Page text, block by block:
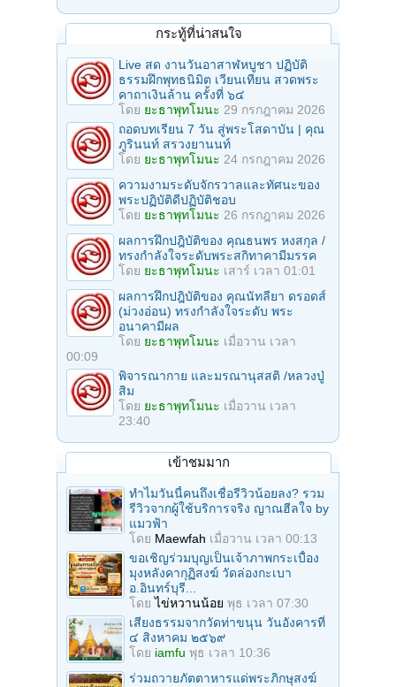
กระทู้ที่น่าสนใจ
Live สด งานวันอาสาฬหบูชา ปฏิบัติ
ธรรมฝึกพุทธนิมิต เวียนเทียน สวดพระ
คาถาเงินล้าน ครั้งที่ ๖๔
โดย ยะธาพุทโมนะ 29 กรกฎาคม 2026
ถอดบทเรียน 7 วัน สู่พระโสดาบัน | คุณ
ภูรินนท์ สรวงยานนท์
โดย ยะธาพุทโมนะ 24 กรกฎาคม 2026
ความงามระดับจักรวาลและทัศนะของ
พระปฏิบัติดีปฏิบัติชอบ
โดย ยะธาพุทโมนะ 26 กรกฎาคม 2026
ผลการฝึกปฎิบัติของ คุณธนพร หงสกุล /
ทรงกำลังใจระดับพระสกิทาคามีมรรค
โดย ยะธาพุทโมนะ เสาร์ เวลา 01:01
ผลการฝึกปฎิบัติของ คุณนัทลียา ดรอดส์
(ม่วงอ่อน) ทรงกำลังใจระดับ พระ
อนาคามีผล
โดย ยะธาพุทโมนะ เมื่อวาน เวลา
00:09
พิจารณากาย และมรณานุสสติ /หลวงปู่
สิม
โดย ยะธาพุทโมนะ เมื่อวาน เวลา
23:40
เข้าชมมาก
ทำไมวันนี้คนถึงเชื่อรีวิวน้อยลง? รวม
รีวิวจากผู้ใช้บริการจริง ญาณฮีลใจ by
แมวฟ้า
โดย Maewfah เมื่อวาน เวลา 00:13
ขอเชิญร่วมบุญเป็นเจ้าภาพกระเบื้อง
มุงหลังคากุฏิสงฆ์ วัดล่องกะเบา
อ.อินทร์บุรี...
โดยไข่หวานน้อย พุธ เวลา 07:30
เสียงธรรมจากวัดท่าขนุน วันอังคารที่
๔ สิงหาคม ๒๕๖๙
โดย iamfu พุธ เวลา 10:36
ร่วมถวายภัตตาหารแด่พระภิกษุสงฆ์